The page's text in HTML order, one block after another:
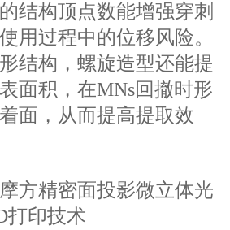
结构顶点数能增强穿刺
用过程中的位移风险。
结构，螺旋造型还能提
面积，在MNs回撤时形
面，从而提高提取效
方精密面投影微立体光
打印技术